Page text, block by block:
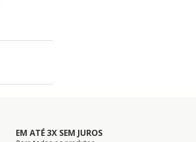
EM ATÉ 3X SEM JUROS